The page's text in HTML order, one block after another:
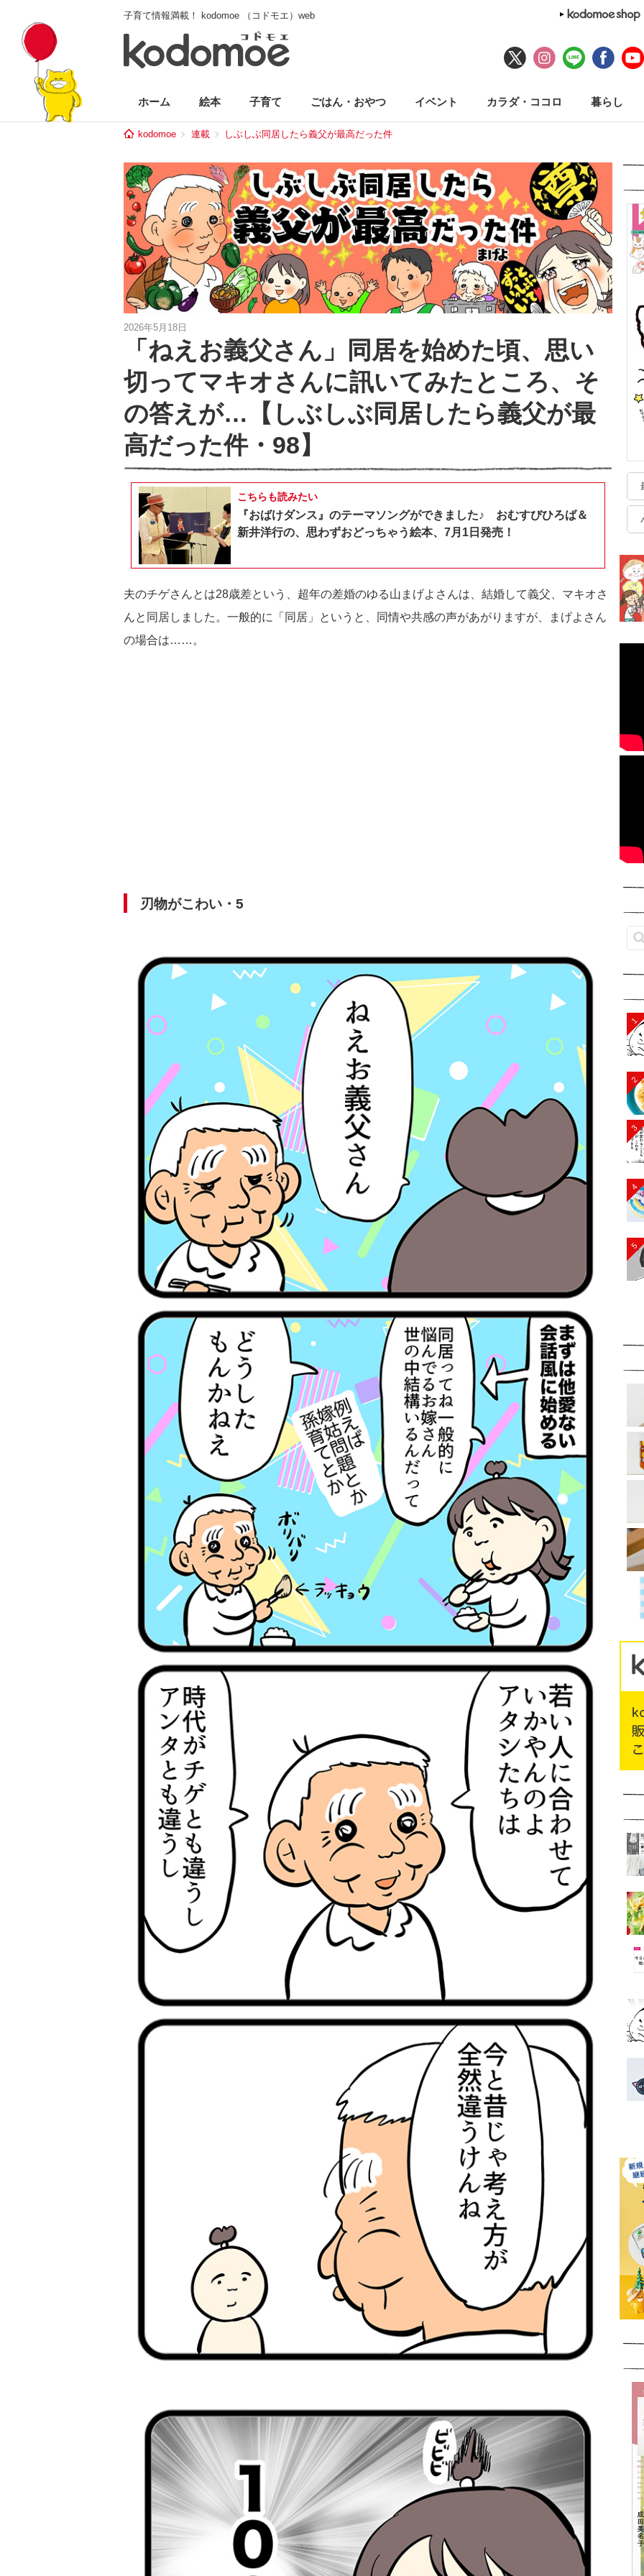
子育て情報満載！ kodomoe （コドモエ）web
ホーム 絵本 子育て ごはん・おやつ イベント カラダ・ココロ 暮らし
kodomoe 連載 しぶしぶ同居したら義父が最高だった件
2026年5月18日
「ねえお義父さん」同居を始めた頃、思い
切ってマキオさんに訊いてみたところ、そ
の答えが…【しぶしぶ同居したら義父が最
高だった件・98】
こちらも読みたい
『おばけダンス』のテーマソングができました♪ おむすびひろば＆
新井洋行の、思わずおどっちゃう絵本、7月1日発売！
夫のチゲさんとは28歳差という、超年の差婚のゆる山まげよさんは、結婚して義父、マキオさ
んと同居しました。一般的に「同居」というと、同情や共感の声があがりますが、まげよさん
の場合は……。
刃物がこわい・5
1
2
3
4
5